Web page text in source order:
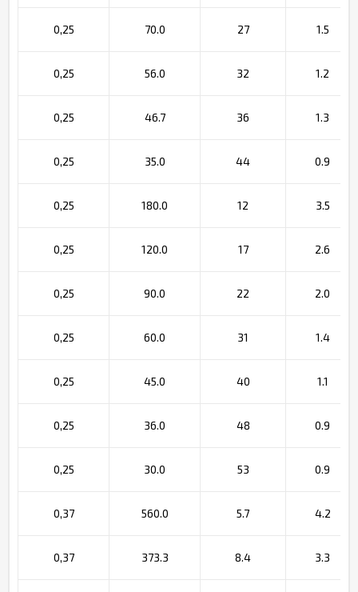
0,25 70.0 27 1.5
0,25 56.0 32 1.2
0,25 46.7 36 1.3
0,25 35.0 44 0.9
0,25 180.0 12 3.5
0,25 120.0 17 2.6
0,25 90.0 22 2.0
0,25 60.0 31 1.4
0,25 45.0 40 1.1
0,25 36.0 48 0.9
0,25 30.0 53 0.9
0,37 560.0 5.7 4.2
0,37 373.3 8.4 3.3